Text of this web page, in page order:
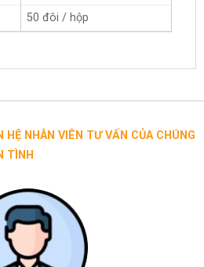
50 đôi / hộp
TƯ VẤN CỦA CHÚNG
TÌNH